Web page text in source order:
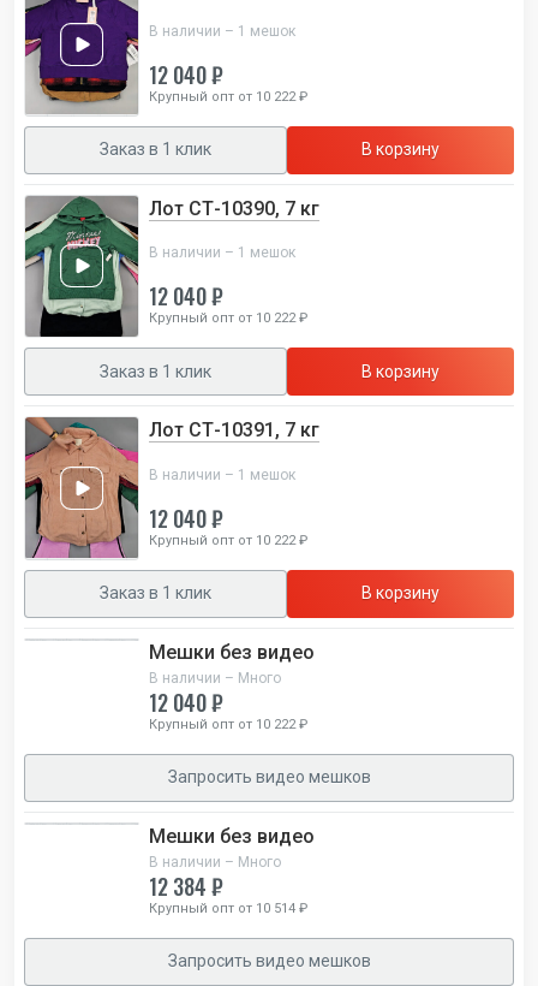
В наличии – 1 мешок
12 040 ₽
Крупный опт от 10 222 ₽
Заказ в 1 клик В корзину
Лот СТ-10390, 7 кг
В наличии – 1 мешок
12 040 ₽
Крупный опт от 10 222 ₽
Заказ в 1 клик В корзину
Лот СТ-10391, 7 кг
В наличии – 1 мешок
12 040 ₽
Крупный опт от 10 222 ₽
Заказ в 1 клик В корзину
Мешки без видео
В наличии – Много
12 040 ₽
Крупный опт от 10 222 ₽
Запросить видео мешков
Мешки без видео
В наличии – Много
12 384 ₽
Крупный опт от 10 514 ₽
Запросить видео мешков